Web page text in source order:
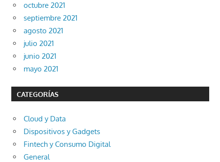
octubre 2021
septiembre 2021
agosto 2021
julio 2021
junio 2021
mayo 2021
CATEGORÍAS
Cloud y Data
Dispositivos y Gadgets
Fintech y Consumo Digital
General